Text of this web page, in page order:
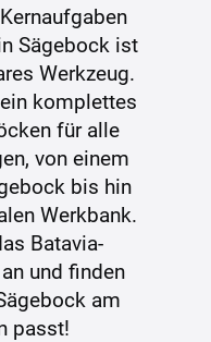
Sägebock ist
Werkzeug.
komplettes
für alle
von einem
bis hin
Werkbank.
Batavia-
und finden
am
passt!